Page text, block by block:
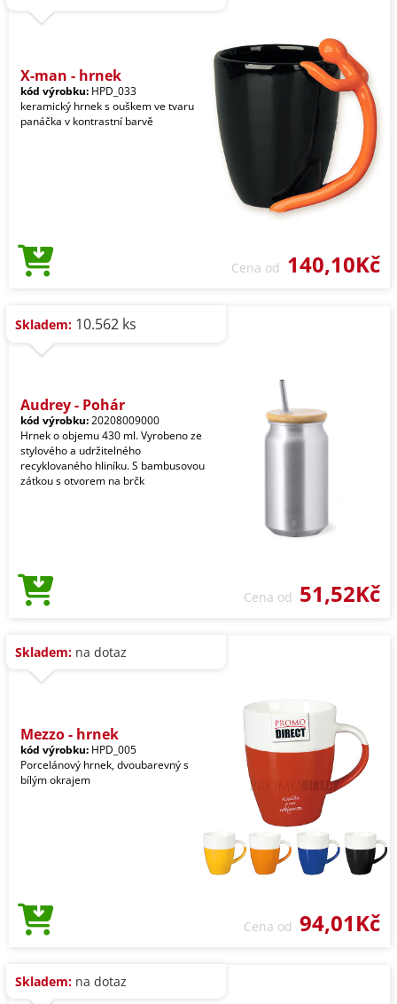
X-man - hrnek
kód výrobku: HPD_033
keramický hrnek s ouškem ve tvaru
panáčka v kontrastní barvě
Cena od 140,10Kč
Skladem: 10.562 ks
Audrey - Pohár
kód výrobku:20208009000
Hrnek o objemu 430 ml. Vyrobeno ze
stylového a udržitelného
recyklovaného hliníku. S bambusovou
zátkou s otvorem na brčk
Cena od 51,52Kč
Skladem: na dotaz
Mezzo - hrnek
kód výrobku: HPD_005
Porcelánový hrnek, dvoubarevný s
bílým okrajem
Cena od 94,01Kč
Skladem: na dotaz